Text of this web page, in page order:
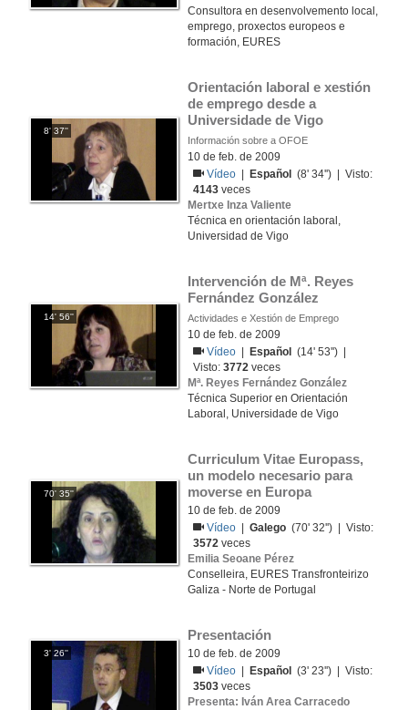
Consultora en desenvolvemento local,
emprego, proxectos europeos e
formación, EURES
8' 37''
Orientación laboral e xestión
de emprego desde a
Universidade de Vigo
Información sobre a OFOE
10 de feb. de 2009
Vídeo
Español
(8' 34'') | Visto:
4143 veces
Mertxe Inza Valiente
Técnica en orientación laboral,
Universidad de Vigo
14' 56''
Intervención de Mª. Reyes
Fernández González
Actividades e Xestión de Emprego
10 de feb. de 2009
Vídeo
Español
(14' 53'') |
Visto:3772 veces
Mª. Reyes Fernández González
Técnica Superior en Orientación
Laboral, Universidade de Vigo
70' 35''
Curriculum Vitae Europass,
un modelo necesario para
moverse en Europa
10 de feb. de 2009
Vídeo
|Galego (70' 32'') | Visto:
3572 veces
Emilia Seoane Pérez
Conselleira, EURES Transfronteirizo
Galiza - Norte de Portugal
3' 26''
Presentación
10 de feb. de 2009
Vídeo
Español
(3' 23'') | Visto:
3503 veces
Presenta: Iván Area Carracedo